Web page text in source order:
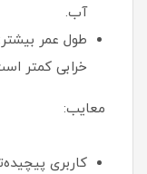
آب.
طول عمر
خرابی کمتر
معایب:
کاربری